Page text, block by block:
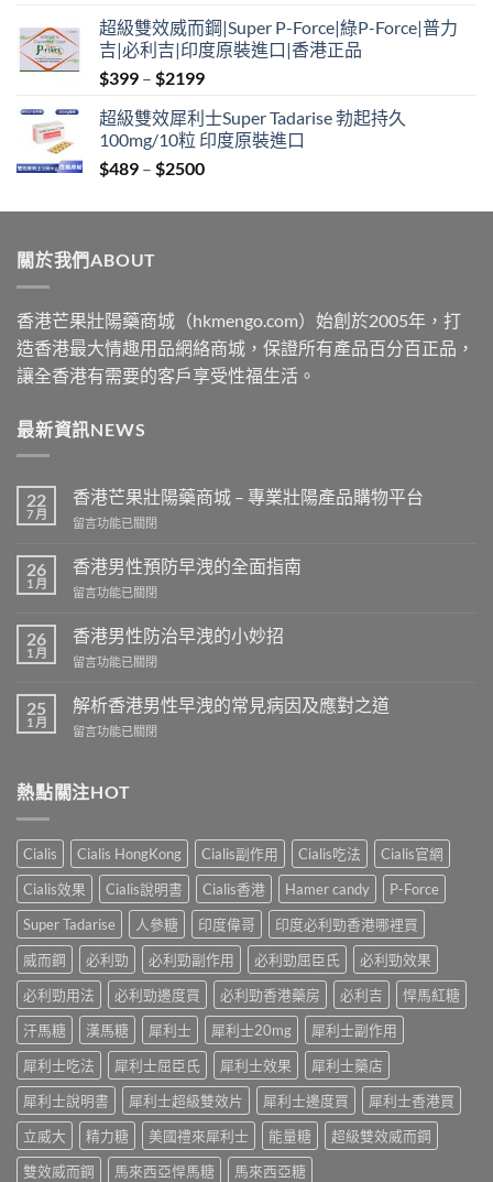
$399
through
$2199
超級雙效威而鋼|Super P-Force|綠P-Force|普力
吉|必利吉|印度原裝進口|香港正品
$399 – $2199Price
$399
through
$2199
超級雙效犀利士Super Tadarise 勃起持久
100mg/10粒 印度原裝進口
$489 – $2500Price
$489
關於我們ABOUT
香港芒果壯陽藥商城（hkmengo.com）始創於2005年，打
造香港最大情趣用品網絡商城，保證所有產品百分百正品，
讓全香港有需要的客戶享受性福生活。
最新資訊NEWS
22
7 月
香港芒果壯陽藥商城 – 專業壯陽產品購物平台
在
港
芒
果
陽
藥
商
–
專
陽
產
購
物
平
台〉
中
留言功能已關閉
26
1 月
香港男性預防早洩的全面指南
在
港
男
性
防
早
洩
面
中
留言功能已關閉
26
1 月
香港男性防治早洩的小妙招
在
港
男
性
早
小
妙
招〉
中
留言功能已關閉
25
1 月
解析香港男性早洩的常見病因及應對之道
在
香
港
性
早
洩
的
常
見
因
及
應
之
道〉
中
留言功能已關閉
熱點關注HOT
Cialis Cialis HongKong Cialis副作用 Cialis吃法
Cialis官網
Cialis效果
Cialis說明書 Cialis香港 Hamer candy
P-Force
Super Tadarise
人參糖 印度偉哥
印度必利勁香港哪裡買
威而鋼
必利勁 必利勁副作用 必利勁屈臣氏
必利勁效果
必利勁用法
必利勁邊度買 必利勁香港藥房 必利吉
悍馬紅糖
汗馬糖
漢馬糖 犀利士 犀利士20mg
犀利士副作用
犀利士吃法
犀利士屈臣氏 犀利士效果
犀利士藥店
犀利士說明書
犀利士超級雙效片 犀利士邊度買
犀利士香港買
立威大
精力糖 美國禮來犀利士 能量糖
超級雙效威而鋼
雙效威而鋼
馬來西亞悍馬糖 馬來西亞糖